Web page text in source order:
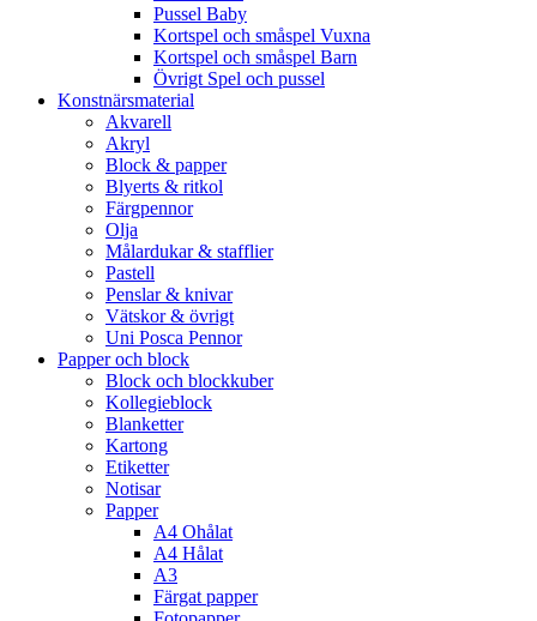
Pussel Baby
Kortspel och småspel Vuxna
Kortspel och småspel Barn
Övrigt Spel och pussel
Konstnärsmaterial
Akvarell
Akryl
Block & papper
Blyerts & ritkol
Färgpennor
Olja
Målardukar & stafflier
Pastell
Penslar & knivar
Vätskor & övrigt
Uni Posca Pennor
Papper och block
Block och blockkuber
Kollegieblock
Blanketter
Kartong
Etiketter
Notisar
Papper
A4 Ohålat
A4 Hålat
A3
Färgat papper